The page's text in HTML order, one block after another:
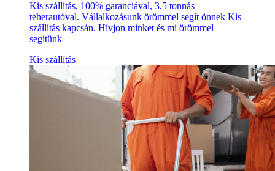
Kis szállítás, 100% garanciával, 3,5 tonnás
teherautóval. Vállalkozásunk örömmel segít önnek Kis
szállítás kapcsán. Hívjon minket és mi örömmel
segítünk
Kis szállítás